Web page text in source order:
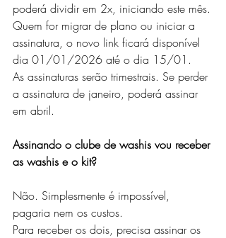
poderá dividir em 2x, iniciando este mês.
Quem for migrar de plano ou iniciar a
assinatura, o novo link ficará disponível
dia 01/01/2026 até o dia 15/01.
As assinaturas serão trimestrais. Se perder
a assinatura de janeiro, poderá assinar
em abril.
Assinando o clube de washis vou receber
as washis e o kit?
Não. Simplesmente é impossível,
pagaria nem os custos.
Para receber os dois, precisa assinar os